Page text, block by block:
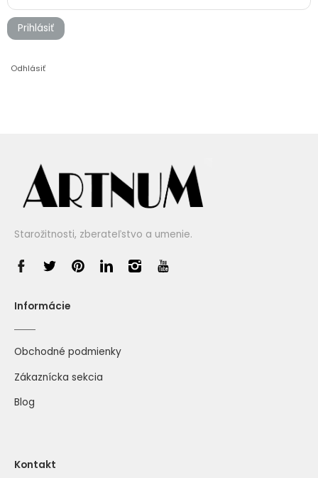
Prihlásiť
Odhlásiť
Starožitnosti, zberateľstvo a umenie.
Informácie
Obchodné podmienky
Zákaznícka sekcia
Blog
Kontakt